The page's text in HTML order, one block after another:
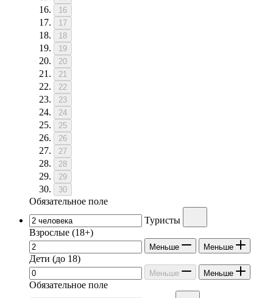
16
17
18
19
20
21
22
23
24
25
26
27
28
29
30
Обязательное поле
Туристы
Взрослые (18+)
Меньше Меньше
Дети (до 18)
Меньше Меньше
Обязательное поле